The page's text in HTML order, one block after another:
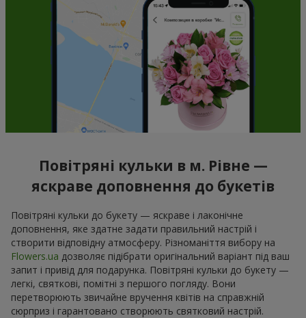
Повітряні кульки в м. Рівне —
яскраве доповнення до букетів
Повітряні кульки до букету — яскраве і лаконічне
доповнення, яке здатне задати правильний настрій і
створити відповідну атмосферу. Різноманіття вибору на
Flowers.ua дозволяє підібрати оригінальний варіант під ваш
запит і привід для подарунка. Повітряні кульки до букету —
легкі, святкові, помітні з першого погляду. Вони
перетворюють звичайне вручення квітів на справжній
сюрприз і гарантовано створюють святковий настрій.